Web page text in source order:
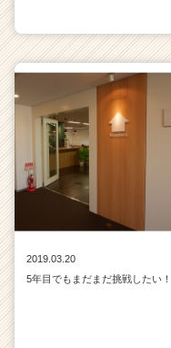
2019.03.20
5年目でもまだまだ挑戦したい！